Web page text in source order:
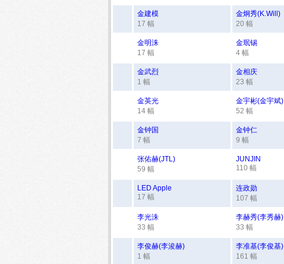
金建模
17 幅
金炯秀(K.Will)
20 幅
金明洙
17 幅
金珉锡
4 幅
金武烈
1 幅
金相庆
23 幅
金英光
14 幅
金宇彬(金宇斌)
52 幅
金钟国
7 幅
金钟仁
9 幅
张佑赫(JTL)
59 幅
JUNJIN
110 幅
LED Apple
17 幅
连政勋
107 幅
李光洙
33 幅
李赫秀(李秀赫)
33 幅
李俊赫(李浚赫)
1 幅
李准基(李俊基)
161 幅